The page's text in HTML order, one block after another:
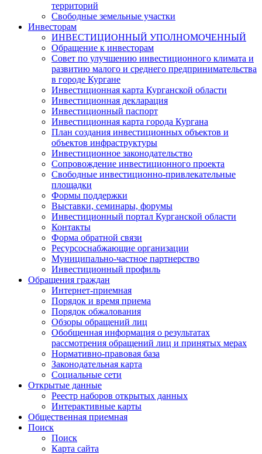
территорий
Свободные земельные участки
Инвесторам
ИНВЕСТИЦИОННЫЙ УПОЛНОМОЧЕННЫЙ
Обращение к инвесторам
Совет по улучшению инвестиционного климата и
развитию малого и среднего предпринимательства
в городе Кургане
Инвестиционная карта Курганской области
Инвестиционная декларация
Инвестиционный паспорт
Инвестиционная карта города Кургана
План создания инвестиционных объектов и
объектов инфраструктуры
Инвестиционное законодательство
Сопровождение инвестиционного проекта
Свободные инвестиционно-привлекательные
площадки
Формы поддержки
Выставки, семинары, форумы
Инвестиционный портал Курганской области
Контакты
Форма обратной связи
Ресурсоснабжающие организации
Муниципально-частное партнерство
Инвестиционный профиль
Обращения граждан
Интернет-приемная
Порядок и время приема
Порядок обжалования
Обзоры обращений лиц
Обобщенная информация о результатах
рассмотрения обращений лиц и принятых мерах
Нормативно-правовая база
Законодательная карта
Социальные сети
Открытые данные
Реестр наборов открытых данных
Интерактивные карты
Общественная приемная
Поиск
Поиск
Карта сайта